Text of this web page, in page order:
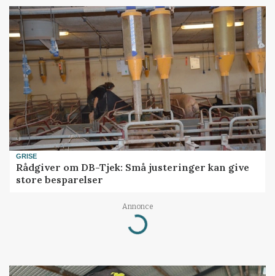
GRISE
Rådgiver om DB-Tjek: Små justeringer kan give
store besparelser
Annonce
Loading...